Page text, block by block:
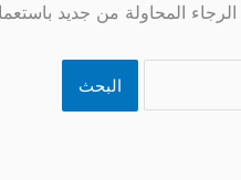
المحاولة من جديد